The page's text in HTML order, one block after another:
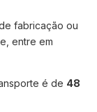
fabricação ou
entre em
é de 48